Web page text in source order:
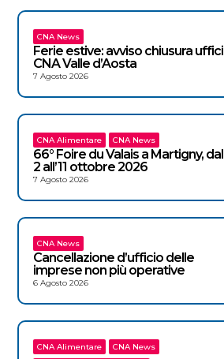
CNA News
Ferie estive: avviso chiusura uffici
CNA Valle d’Aosta
7 Agosto 2026
CNA Alimentare CNA News
66° Foire du Valais a Martigny, dal
2 all’11 ottobre 2026
7 Agosto 2026
CNA News
Cancellazione d’ufficio delle
imprese non più operative
6 Agosto 2026
CNA Alimentare
CNA News